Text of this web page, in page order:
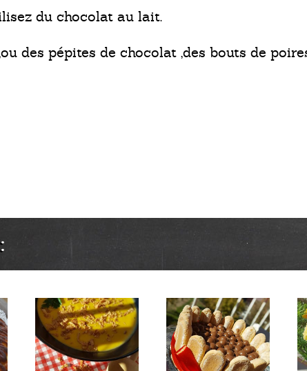
du chocolat au lait.
des pépites de chocolat ,des bouts de